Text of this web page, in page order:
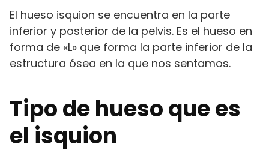
El hueso isquion se encuentra en la parte
inferior y posterior de la pelvis. Es el hueso en
forma de «L» que forma la parte inferior de la
estructura ósea en la que nos sentamos.
Tipo de hueso que es
el isquion